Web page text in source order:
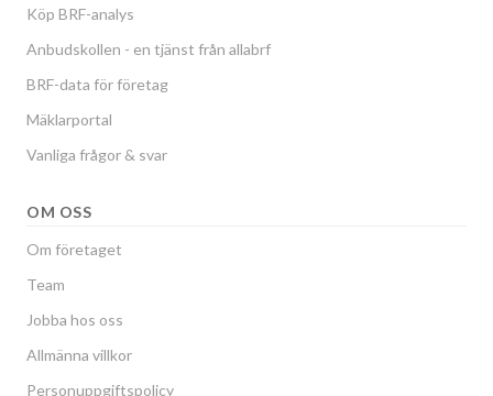
Köp BRF-analys
Anbudskollen - en tjänst från allabrf
BRF-data för företag
Mäklarportal
Vanliga frågor & svar
OM OSS
Om företaget
Team
Jobba hos oss
Allmänna villkor
Personuppgiftspolicy